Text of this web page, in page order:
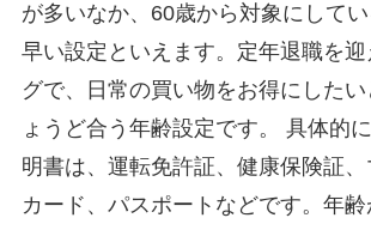
が多いなか、60歳から対象にして
早い設定といえます。定年退職を
グで、日常の買い物をお得にした
ょうど合う年齢設定です。 具体的
明書は、運転免許証、健康保険証
カード、パスポートなどです。年